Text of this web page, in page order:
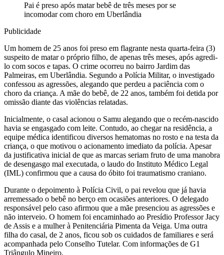
Pai é preso após matar bebê de três meses por se
incomodar com choro em Uberlândia
Publicidade
Um homem de 25 anos foi preso em flagrante nesta quarta-feira (3)
suspeito de matar o próprio filho, de apenas três meses, após agredi-
lo com socos e tapas. O crime ocorreu no bairro Jardim das
Palmeiras, em Uberlândia. Segundo a Polícia Militar, o investigado
confessou as agressões, alegando que perdeu a paciência com o
choro da criança. A mãe do bebê, de 22 anos, também foi detida por
omissão diante das violências relatadas.
Inicialmente, o casal acionou o Samu alegando que o recém-nascido
havia se engasgado com leite. Contudo, ao chegar na residência, a
equipe médica identificou diversos hematomas no rosto e na testa da
criança, o que motivou o acionamento imediato da polícia. Apesar
da justificativa inicial de que as marcas seriam fruto de uma manobra
de desengasgo mal executada, o laudo do Instituto Médico Legal
(IML) confirmou que a causa do óbito foi traumatismo craniano.
Durante o depoimento à Polícia Civil, o pai revelou que já havia
arremessado o bebê no berço em ocasiões anteriores. O delegado
responsável pelo caso afirmou que a mãe presenciou as agressões e
não interveio. O homem foi encaminhado ao Presídio Professor Jacy
de Assis e a mulher à Penitenciária Pimenta da Veiga. Uma outra
filha do casal, de 2 anos, ficou sob os cuidados de familiares e será
acompanhada pelo Conselho Tutelar. Com informações de G1
Triângulo Mineiro.